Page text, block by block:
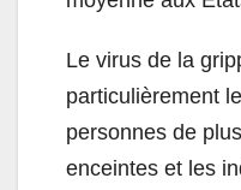
Le virus de la
particulièrement
personnes de
enceintes et les